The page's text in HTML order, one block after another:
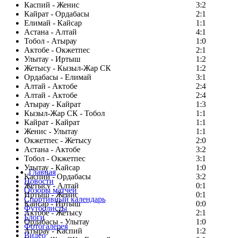
Каспий - Женис
3:2
Кайрат - Ордабасы
2:1
Елимай - Кайсар
1:1
Астана - Алтай
4:1
Тобол - Атырау
1:0
Актобе - Окжетпес
2:1
Улытау - Иртыш
1:2
Жетысу - Кызыл-Жар СК
1:2
Ордабасы - Елимай
3:1
Алтай - Актобе
2:4
Алтай - Актобе
2:4
Атырау - Кайрат
1:3
Кызыл-Жар СК - Тобол
1:1
Кайрат - Кайрат
1:1
Женис - Улытау
1:1
Окжетпес - Жетысу
2:0
Астана - Актобе
3:2
Тобол - Окжетпес
3:1
Улытау - Кайсар
1:0
Каспий - Ордабасы
3:2
Жетысу - Алтай
0:1
Иртыш - Женис
0:1
Кайсар - Иртыш
0:0
Актобе - Жетысу
2:1
Ордабасы - Улытау
1:0
Атырау - Каспий
1:2
Главная
Новости
Обзоры матчей
Спортивный календарь
Футболисты
Блоги
Фотогалерея
Видео